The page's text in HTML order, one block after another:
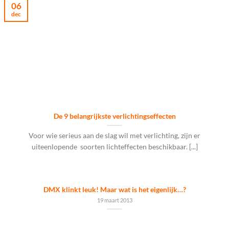
De 9 belangrijkste verlichtingseffecten
Voor wie serieus aan de slag wil met verlichting, zijn er
uiteenlopende soorten lichteffecten beschikbaar. [...]
06
dec
DMX klinkt leuk! Maar wat is het eigenlijk…?
19 maart 2013